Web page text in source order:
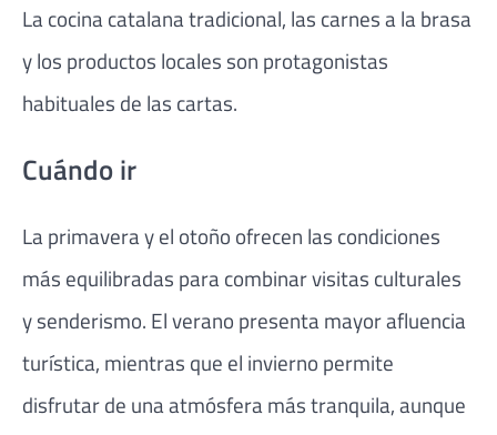
La cocina catalana tradicional, las carnes a la brasa
y los productos locales son protagonistas
habituales de las cartas.
Cuándo ir
La primavera y el otoño ofrecen las condiciones
más equilibradas para combinar visitas culturales
y senderismo. El verano presenta mayor afluencia
turística, mientras que el invierno permite
disfrutar de una atmósfera más tranquila, aunque